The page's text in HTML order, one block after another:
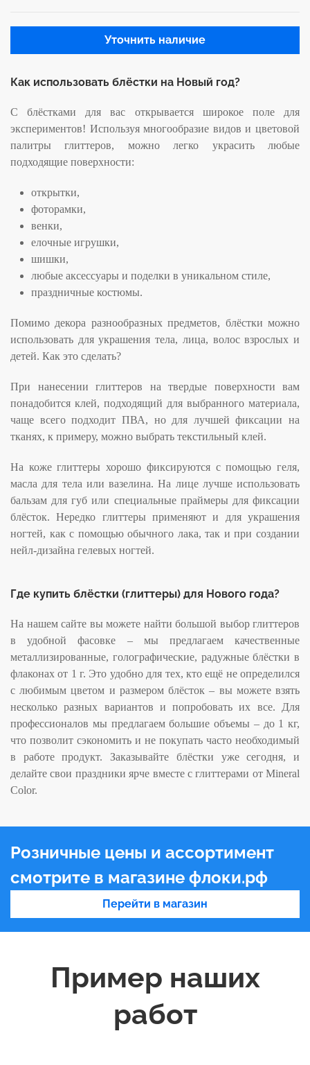
Уточнить наличие
Как использовать блёстки на Новый год?
С блёстками для вас открывается широкое поле для
экспериментов! Используя многообразие видов и цветовой
палитры глиттеров, можно легко украсить любые
подходящие поверхности:
открытки,
фоторамки,
венки,
елочные игрушки,
шишки,
любые аксессуары и поделки в уникальном стиле,
праздничные костюмы.
Помимо декора разнообразных предметов, блёстки можно
использовать для украшения тела, лица, волос взрослых и
детей. Как это сделать?
При нанесении глиттеров на твердые поверхности вам
понадобится клей, подходящий для выбранного материала,
чаще всего подходит ПВА, но для лучшей фиксации на
тканях, к примеру, можно выбрать текстильный клей.
На коже глиттеры хорошо фиксируются с помощью геля,
масла для тела или вазелина. На лице лучше использовать
бальзам для губ или специальные праймеры для фиксации
блёсток. Нередко глиттеры применяют и для украшения
ногтей, как с помощью обычного лака, так и при создании
нейл-дизайна гелевых ногтей.
Где купить блёстки (глиттеры) для Нового года?
На нашем сайте вы можете найти большой выбор глиттеров
в удобной фасовке – мы предлагаем качественные
металлизированные, голографические, радужные блёстки в
флаконах от 1 г. Это удобно для тех, кто ещё не определился
с любимым цветом и размером блёсток – вы можете взять
несколько разных вариантов и попробовать их все. Для
профессионалов мы предлагаем большие объемы – до 1 кг,
что позволит сэкономить и не покупать часто необходимый
в работе продукт. Заказывайте блёстки уже сегодня, и
делайте свои праздники ярче вместе с глиттерами от Mineral
Color.
Розничные цены и ассортимент
смотрите в магазине флоки.рф
Перейти в магазин
Пример наших
работ